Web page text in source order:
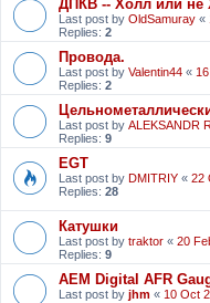
ДПКВ -- Холл или не
Last post by OldSamuray «
Replies: 2
Провода.
Last post by Valentin44 «
Replies: 2
Last post by ALEKSANDR
Replies: 9
EGT
Last post by DMITRIY « 22
Replies: 28
Катушки
Last post by traktor « 20
Replies: 9
АЕМ Digital AFR
Last post by jhm « 10 Oct